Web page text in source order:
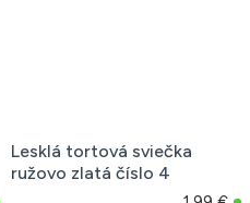
Lesklá tortová sviečka
ružovo zlatá číslo 4